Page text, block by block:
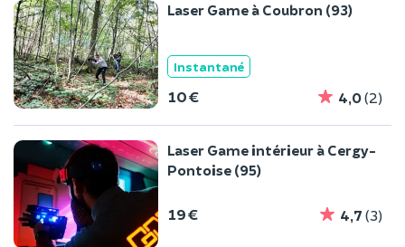
Laser Game à Coubron (93)
Instantané
10 € 4,0(2)
Laser Game intérieur à Cergy-
Pontoise (95)
19 € 4,7 (3)